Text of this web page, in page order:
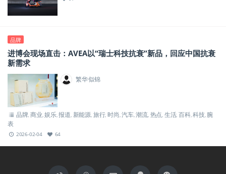
品牌
进博会现场直击：AVEA以“瑞士科技抗衰”新品，回应中国抗衰
新需求
繁华似锦
品牌,商业,娱乐,报道, 新能源, 旅行, 时尚,汽车,潮流, 热点, 生活,百科,科技, 腕
表
2026-02-04 64